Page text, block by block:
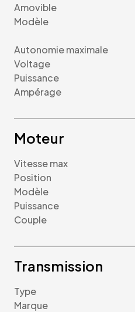
Amovible
Modèle
Autonomie maximale
Voltage
Puissance
Ampérage
Moteur
Vitesse max
Position
Modèle
Puissance
Couple
Transmission
Type
Marque